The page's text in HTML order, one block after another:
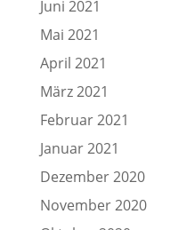
Juni 2021
Mai 2021
April 2021
März 2021
Februar 2021
Januar 2021
Dezember 2020
November 2020